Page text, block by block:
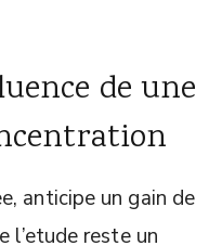
de une
anticipe un gain de
l’etude reste un